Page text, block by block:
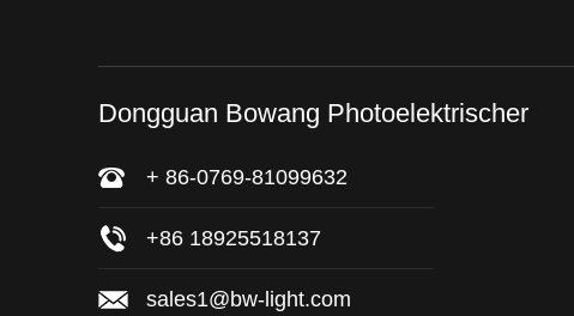
Dongguan Bowang Photoelektrischer
+ 86-0769-81099632
+86 18925518137
sales1@bw-light.com